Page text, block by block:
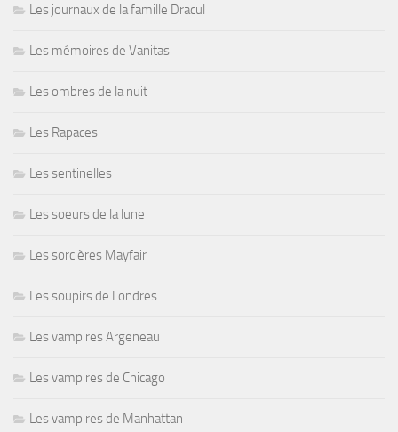
Les journaux de la famille Dracul
Les mémoires de Vanitas
Les ombres de la nuit
Les Rapaces
Les sentinelles
Les soeurs de la lune
Les sorcières Mayfair
Les soupirs de Londres
Les vampires Argeneau
Les vampires de Chicago
Les vampires de Manhattan